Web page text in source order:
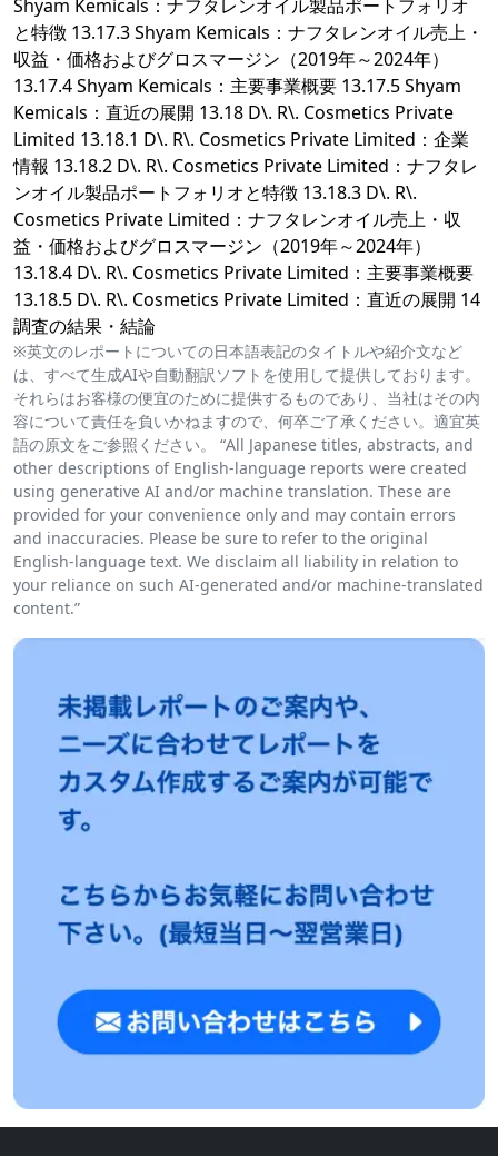
Shyam Kemicals：ナフタレンオイル製品ポートフォリオ
と特徴 13.17.3 Shyam Kemicals：ナフタレンオイル売上・
収益・価格およびグロスマージン（2019年～2024年）
13.17.4 Shyam Kemicals：主要事業概要 13.17.5 Shyam
Kemicals：直近の展開 13.18 D\. R\. Cosmetics Private
Limited 13.18.1 D\. R\. Cosmetics Private Limited：企業
情報 13.18.2 D\. R\. Cosmetics Private Limited：ナフタレ
ンオイル製品ポートフォリオと特徴 13.18.3 D\. R\.
Cosmetics Private Limited：ナフタレンオイル売上・収
益・価格およびグロスマージン（2019年～2024年）
13.18.4 D\. R\. Cosmetics Private Limited：主要事業概要
13.18.5 D\. R\. Cosmetics Private Limited：直近の展開 14
調査の結果・結論
※英文のレポートについての日本語表記のタイトルや紹介文など
は、すべて生成AIや自動翻訳ソフトを使用して提供しております。
それらはお客様の便宜のために提供するものであり、当社はその内
容について責任を負いかねますので、何卒ご了承ください。適宜英
語の原文をご参照ください。 “All Japanese titles, abstracts, and
other descriptions of English-language reports were created
using generative AI and/or machine translation. These are
provided for your convenience only and may contain errors
and inaccuracies. Please be sure to refer to the original
English-language text. We disclaim all liability in relation to
your reliance on such AI-generated and/or machine-translated
content.”